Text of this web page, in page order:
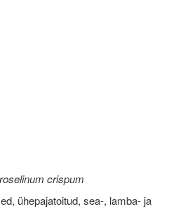
crispum
ühepajatoitud, sea-, lamba- ja